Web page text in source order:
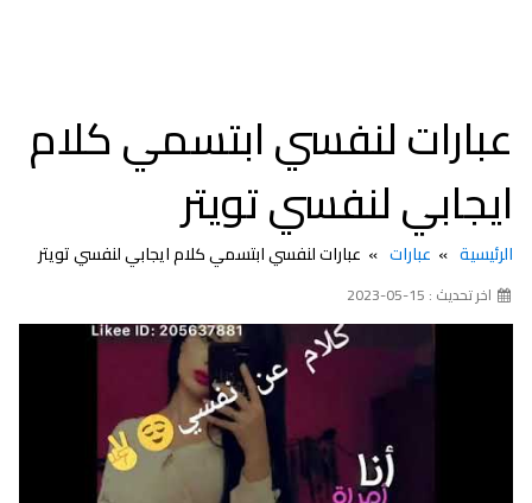
عبارات لنفسي ابتسمي كلام
ايجابي لنفسي تويتر
الرئيسية عبارات عبارات لنفسي ابتسمي كلام ايجابي لنفسي تويتر
اخر تحديث : 15-05-2023